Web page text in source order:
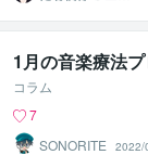
パワメントカウ
ンセラー
1月の音楽療法
コラム
7
SONORITE
2022/